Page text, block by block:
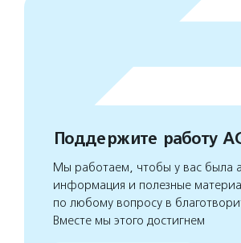
Поддержите работу
Мы работаем, чтобы у вас была
информация и полезные
по любому вопросу в
Вместе мы этого достигнем